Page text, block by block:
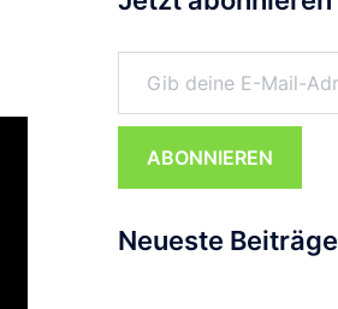
Gib deine E-Mail-Adresse ein ...
ABONNIEREN
Neueste Beiträge